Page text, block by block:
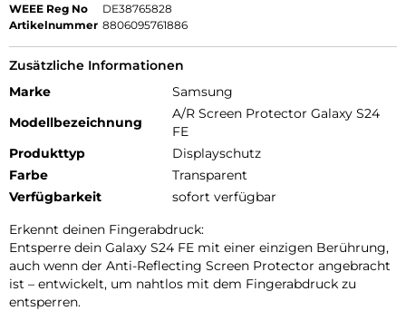
WEEE Reg No
DE38765828
Artikelnummer 8806095761886
Zusätzliche Informationen
Marke
Samsung
Modellbezeichnung
A/R Screen Protector Galaxy S24
FE
Produkttyp
Displayschutz
Farbe
Transparent
Verfügbarkeit
sofort verfügbar
Erkennt deinen Fingerabdruck:
Entsperre dein Galaxy S24 FE mit einer einzigen Berührung,
auch wenn der Anti-Reflecting Screen Protector angebracht
ist – entwickelt, um nahtlos mit dem Fingerabdruck zu
entsperren.